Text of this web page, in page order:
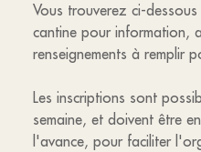
Vous trouverez ci-
cantine pour information,
renseignements à remplir
Les inscriptions sont
semaine, et doivent être
l'avance, pour faciliter